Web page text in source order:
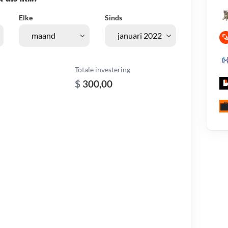
Elke Sinds
Totale investering
$ 300,00